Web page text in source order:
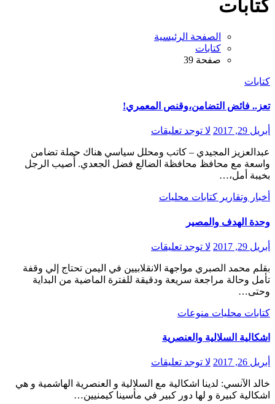
كتابات
الصفحة الرئيسية
كتابات
صفحة 39
كتابات
تعز.. فائض التضامن،وقنص المعمري!
أبريل 29, 2017 لا توجد تعليقات
عبدالعزيز المجيدي – كاتب ومحلل سياسي هناك حملة تضامن
واسعة مع محافظ محافظة الضالع فضل الجعدي. أُصيب الرجل
بخيبة أمل،…
أخبار وتقارير كتابات محليات
وحدة الهدف والمصير
أبريل 29, 2017 لا توجد تعليقات
بقلم محمد الصبري مواجهة الانقلابيين في اليمن تحتاج إلي وقفة
تأمل وحالة مراجعة سريعة ودقيقة للفترة الماضية من البداية
وحتى…
كتابات محليات منوعات
اشكالية السلالية والعنصرية
أبريل 26, 2017 لا توجد تعليقات
خالد الآنسي: لدينا اشكالية مع السلالية و العنصرية الهاشمية و هي
اشكالية كبيرة و لها دور كبير في مأسينا كيمنيين…